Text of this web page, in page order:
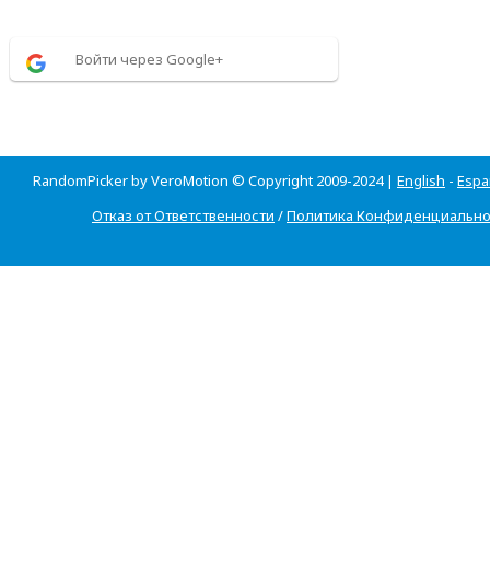
Войти через Google+
RandomPicker by VeroMotion © Copyright 2009-2024 | English -
Отказ от Ответственности /Политика